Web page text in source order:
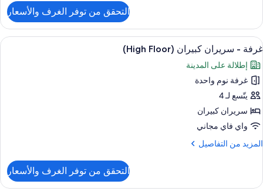
غرفة
سرير
ملكي
(High
Floor)
التحقق من توفر الغرف والأسعار
استعراض
جميع
صور
غرفة
-
سريران
كبيران
(High
Floor)
أغطية فراش متميزة وخزنة داخل الغرفة
5
غرفة - سريران كبيران (High Floor)
إطلالة على المدينة
غرفة نوم واحدة
يتّسع لـ 4
سريران كبيران
واي فاي مجاني
المزيد من التفاصيل
المزيد
غرفة
التحقق من توفر الغرف والأسعار